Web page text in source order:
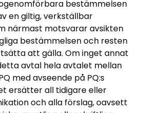
bestämmelsen
en giltig, verkställbar
närmast motsvarar avsikten
bestämmelsen och resten
att gälla. Om inget annat
avtal hela avtalet mellan
med avseende på PQ:s
ersätter all tidigare eller
och alla förslag, oavsett